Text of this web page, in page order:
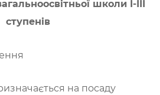
школи І-ІІІ
ступенів
на посаду